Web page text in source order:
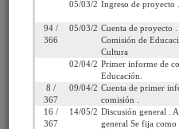
Boletín
05/03/2019Ingreso de proyecto .
94 /
366
05/03/2019Cuenta de proyecto .
Comisión de
Cultura
02/04/2019Primer informe de
Educación.
8 /
367
09/04/2019Cuenta de primer
comisión .
16 /
367
14/05/2019Discusión general .
general Se fija como